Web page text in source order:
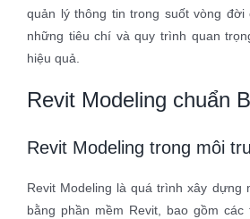
quản lý thông tin trong suốt vòng
những tiêu chí và quy trình quan
hiệu quả.
Revit Modeling chuẩn
Revit Modeling trong môi
Revit Modeling là quá trình xây dựng
bằng phần mềm Revit, bao gồm các